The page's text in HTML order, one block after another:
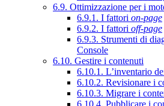
6.9. Ottimizzazione per i
6.9.1. I fattori on-page
6.9.2. I fattori off-page
6.9.3. Strumenti di
Console
6.10. Gestire i contenuti
6.10.1. L’inventario
6.10.2. Revisionare i
6.10.3. Migrare i
6.10.4. Pubblicare i